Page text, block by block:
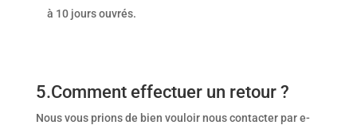
à 10 jours ouvrés.
5.Comment effectuer un retour ?
Nous vous prions de bien vouloir nous contacter par e-